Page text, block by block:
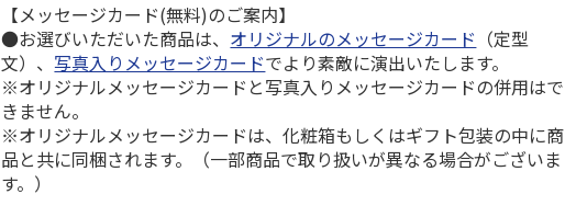
【メッセージカード(無料)のご案内】
●お選びいただいた商品は、 オリジナルのメッセージカード （定型
文）、写真入りメッセージカードでより素敵に演出いたします。
※オリジナルメッセージカードと写真入りメッセージカードの併用はで
きません。
※オリジナルメッセージカードは、化粧箱もしくはギフト包装の中に商
品と共に同梱されます。（一部商品で取り扱いが異なる場合がございま
す。）